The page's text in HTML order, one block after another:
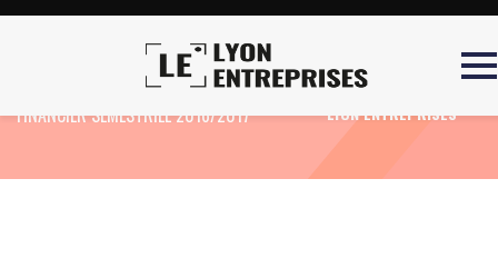
OL GROUPE : RAPPORT
FINANCIER SEMESTRIEL 2016/2017
TOUTE L’ACTUALITÉ
LYON ENTREPRISES